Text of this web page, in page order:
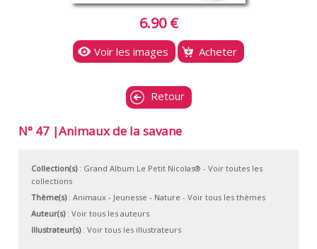
6.90 €
Voir les images Acheter
Retour
N° 47 |Animaux de la savane
Collection(s): Grand Album Le Petit Nicolas® - Voir toutes les
collections
Thème(s): Animaux - Jeunesse - Nature - Voir tous les thèmes
Auteur(s): Voir tous les auteurs
Illustrateur(s): Voir tous les illustrateurs